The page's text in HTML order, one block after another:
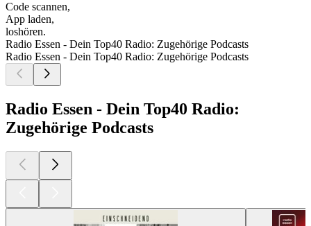
Code scannen,
App laden,
loshören.
Radio Essen - Dein Top40 Radio: Zugehörige Podcasts
Radio Essen - Dein Top40 Radio: Zugehörige Podcasts
Radio Essen - Dein Top40 Radio:
Zugehörige Podcasts